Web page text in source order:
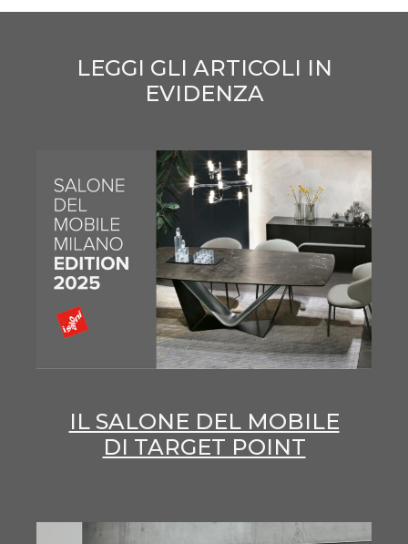
LEGGI GLI ARTICOLI IN
EVIDENZA
IL SALONE DEL MOBILE
DI TARGET POINT